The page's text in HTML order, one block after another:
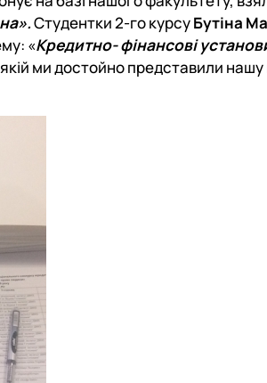
Студентки 2-го курсуБутіна
«Кредитно- фінансові
ми достойно представили нашу